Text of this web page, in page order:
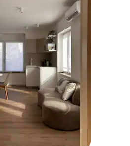
z 5, počet hodnotení: 70